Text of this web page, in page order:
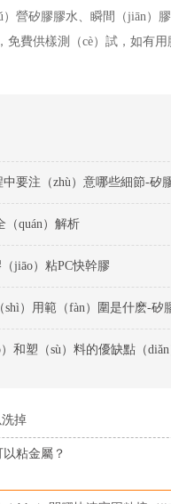
）營矽膠膠水、瞬間（jiān）膠
免費供樣測（cè）試，如有
（quán）解析
jiāo）粘PC快幹膠
掉
粘金屬？